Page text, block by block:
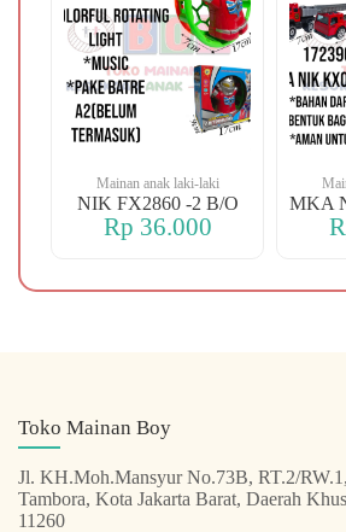
Mainan anak laki-laki
NIK FX2860 -2 B/O
Rp 36.000
Toko Mainan Boy
Jl. KH.Moh.Mansyur No.73B, RT.2/
Tambora, Kota Jakarta Barat, Daerah
11260